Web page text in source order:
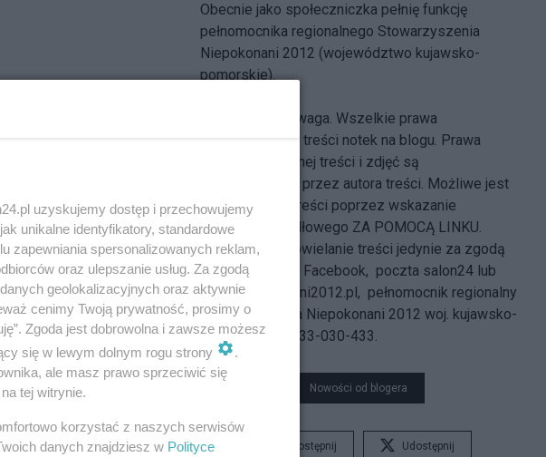
Obecnie jako społeczniczka pełnię funkcję
pełnomocnika regionalnego Stowarzyszenia
Niepokonani 2012 (województwo kujawsko-
pomorskie).
Uwaga. Wszelkie prawa
zastrzeżone do treści notek na blogu. Prawa
autorskie do danej treści i zdjęć są
ZASTRZEŻONE przez autora treści. Możliwe jest
udostępnianie treści poprzez wskazanie
dokumentu źródłowego ZA POMOCĄ LINKU.
Kopiowanie i powielanie treści jedynie za zgodą
autora. Kontakt: Facebook, poczta salon24 lub
www.niepokonani2012.pl, pełnomocnik regionalny
Stowarzyszenia Niepokonani 2012 woj. kujawsko-
pomorskie tel.733-030-433.
Nowości od blogera
Udostępnij Udostępnij
uzyskujemy dostęp i przechowujemy
unikalne identyfikatory, standardowe
zapewniania spersonalizowanych reklam,
oraz ulepszanie usług. Za zgodą
geolokalizacyjnych oraz aktywnie
cenimy Twoją prywatność, prosimy o
Zgoda jest dobrowolna i zawsze możesz
się w lewym dolnym rogu strony
.
ale masz prawo sprzeciwić się
tej witrynie.
korzystać z naszych serwisów
danych znajdziesz w Polityce